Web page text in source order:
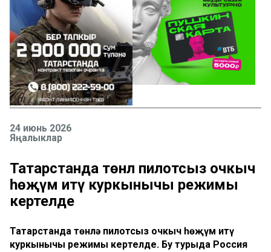
24 июнь 2026
Яңалыклар
Татарстанда төнлә пилотсыз очкыч
һөҗүм итү куркынычы режимы
кертелде
Татарстанда төнлә пилотсыз очкыч һөҗүм итү
куркынычы режимы кертелде. Бу турыда Россия